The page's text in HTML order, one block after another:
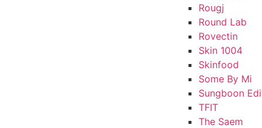
Rougj
Round Lab
Rovectin
Skin 1004
Skinfood
Some By Mi
Sungboon
TFIT
The Saem